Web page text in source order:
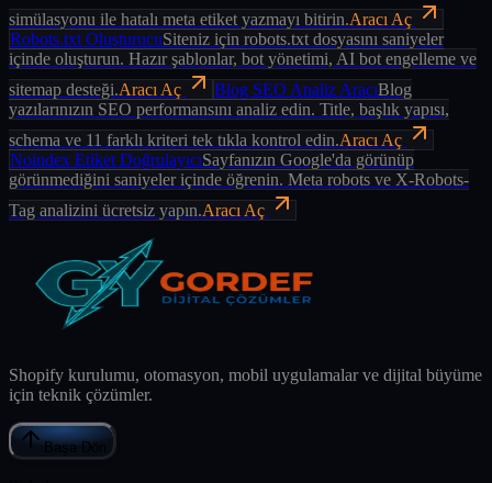
simülasyonu ile hatalı meta etiket yazmayı bitirin.Aracı Aç
Robots.txt OluşturucuSiteniz için robots.txt dosyasını saniyeler
içinde oluşturun. Hazır şablonlar, bot yönetimi, AI bot engelleme ve
sitemap desteği.Aracı Aç Blog SEO Analiz AracıBlog
yazılarınızın SEO performansını analiz edin. Title, başlık yapısı,
schema ve 11 farklı kriteri tek tıkla kontrol edin.Aracı Aç
Noindex Etiket DoğrulayıcıSayfanızın Google'da görünüp
görünmediğini saniyeler içinde öğrenin. Meta robots ve X-Robots-
Tag analizini ücretsiz yapın.Aracı Aç
Shopify kurulumu, otomasyon, mobil uygulamalar ve dijital büyüme
için teknik çözümler.
Başa Dön